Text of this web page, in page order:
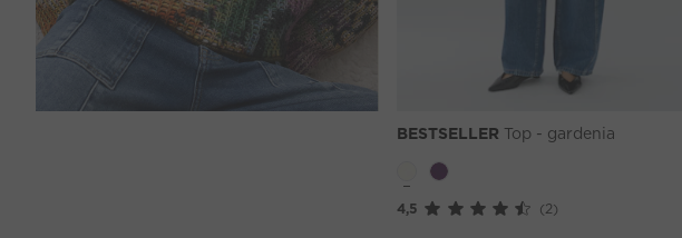
BESTSELLER Top - gardenia
4,5 (2)